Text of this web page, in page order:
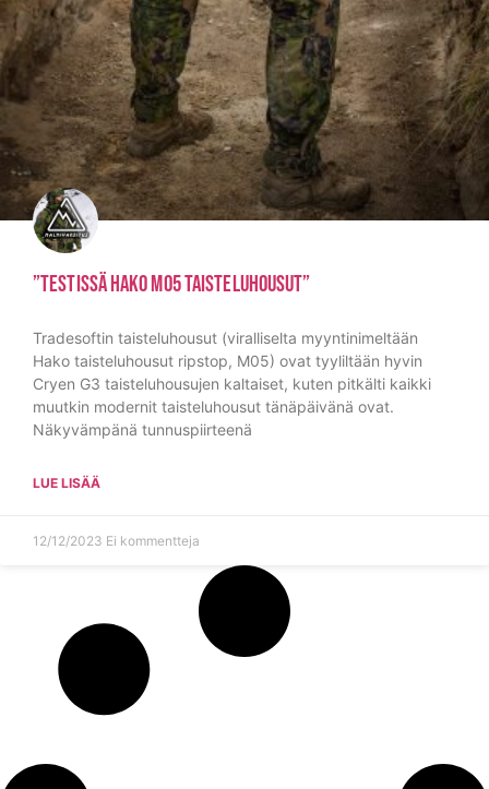
”Testissä Hako M05 Taisteluhousut”
Tradesoftin taisteluhousut (viralliselta myyntinimeltään
Hako taisteluhousut ripstop, M05) ovat tyyliltään hyvin
Cryen G3 taisteluhousujen kaltaiset, kuten pitkälti kaikki
muutkin modernit taisteluhousut tänäpäivänä ovat.
Näkyvämpänä tunnuspiirteenä
LUE LISÄÄ
12/12/2023 Ei kommentteja